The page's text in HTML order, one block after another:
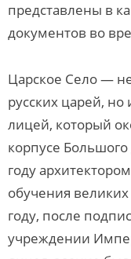
представлены в
документов во
Царское Село —
русских царей, но
лицей, который
корпусе
году
обучения
году, после
учреждении